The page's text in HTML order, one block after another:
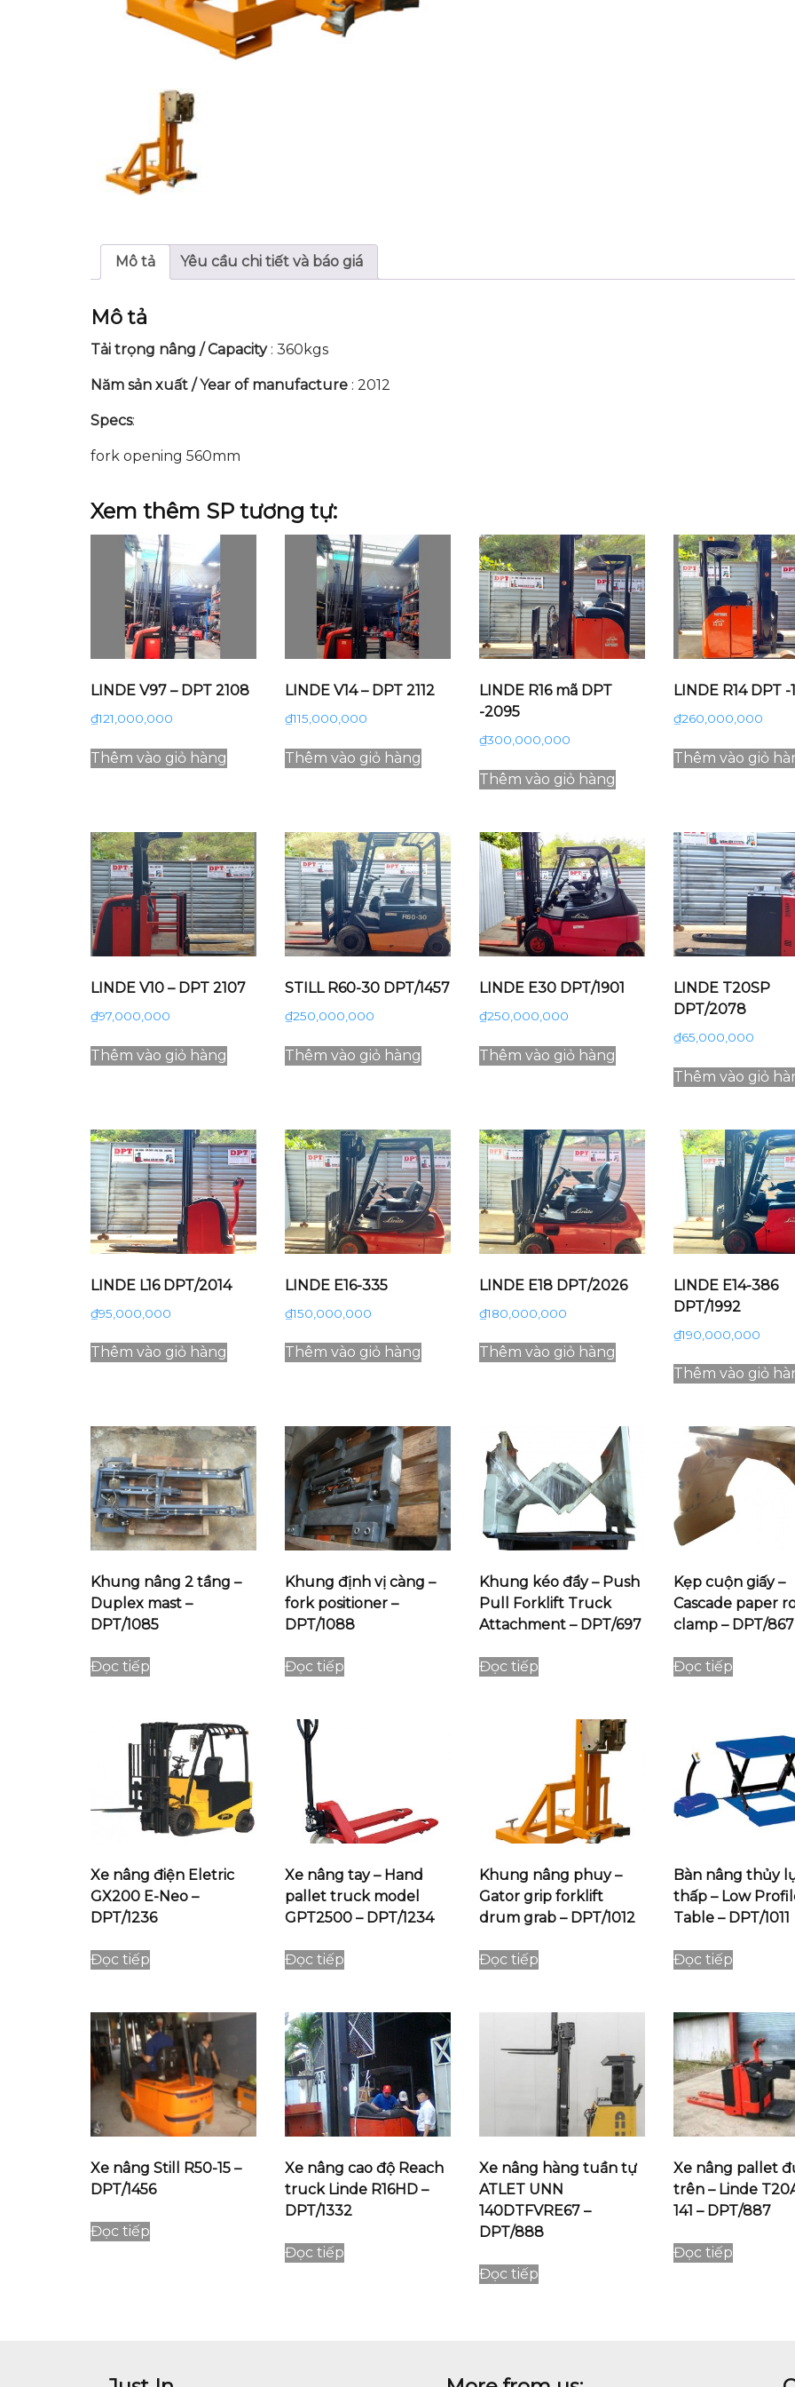
Mô tả Yêu cầu chi tiết và báo giá
Mô tả
Tải trọng nâng / Capacity: 360kgs
Năm sản xuất / Year of manufacture : 2012
Specs:
fork opening 560mm
Xem thêm SP tương tự:
LINDE V97 – DPT 2108
₫121,000,000
Thêm vào giỏ hàng
LINDE V14 – DPT 2112
₫115,000,000
Thêm vào giỏ hàng
LINDE R16 mã DPT
-2095
₫300,000,000
Thêm vào giỏ hàng
LINDE R14 DPT -
₫260,000,000
Thêm vào giỏ
LINDE V10 – DPT 2107
₫97,000,000
Thêm vào giỏ hàng
STILL R60-30 DPT/1457
₫250,000,000
Thêm vào giỏ hàng
LINDE E30 DPT/1901
₫250,000,000
Thêm vào giỏ hàng
LINDE T20SP
DPT/2078
₫65,000,000
Thêm vào giỏ
LINDE L16 DPT/2014
₫95,000,000
Thêm vào giỏ hàng
LINDE E16-335
₫150,000,000
Thêm vào giỏ hàng
LINDE E18 DPT/2026
₫180,000,000
Thêm vào giỏ hàng
LINDE E14-386
DPT/1992
₫190,000,000
Thêm vào giỏ
Khung nâng 2 tầng –
Duplex mast –
DPT/1085
Đọc tiếp
Khung định vị càng –
fork positioner –
DPT/1088
Đọc tiếp
Khung kéo đẩy – Push
Pull Forklift Truck
Attachment – DPT/697
Đọc tiếp
Kẹp cuộn giấy –
Cascade paper
clamp – DPT/867
Đọc tiếp
Xe nâng điện Eletric
GX200 E-Neo –
DPT/1236
Đọc tiếp
Xe nâng tay – Hand
pallet truck model
GPT2500 – DPT/1234
Đọc tiếp
Khung nâng phuy –
Gator grip forklift
drum grab – DPT/1012
Đọc tiếp
Bàn nâng thủy
thấp – Low
Table – DPT/1011
Đọc tiếp
Xe nâng Still R50-15 –
DPT/1456
Đọc tiếp
Xe nâng cao độ Reach
truck Linde R16HD –
DPT/1332
Đọc tiếp
Xe nâng hàng tuần tự
ATLET UNN
140DTFVRE67 –
DPT/888
Đọc tiếp
Xe nâng pallet
trên – Linde
141 – DPT/887
Đọc tiếp